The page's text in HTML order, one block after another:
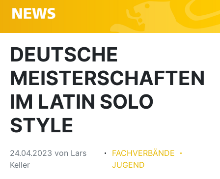
DEUTSCHE
MEISTERSCHAFTEN
IM LATIN SOLO
STYLE
24.04.2023 von Lars
Keller
FACHVERBÄNDE
JUGEND